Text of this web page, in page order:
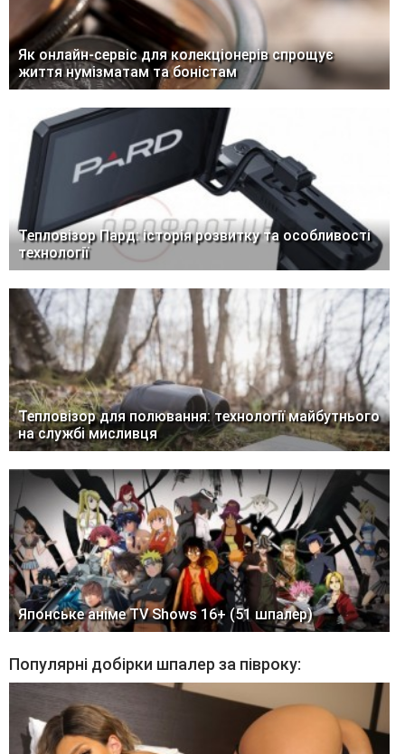
Як онлайн-сервіс для колекціонерів спрощує
життя нумізматам та боністам
Тепловізор Пард: історія розвитку та особливості
технології
Тепловізор для полювання: технології майбутнього
на службі мисливця
Японське аніме TV Shows 16+ (51 шпалер)
Популярні добірки шпалер за півроку: